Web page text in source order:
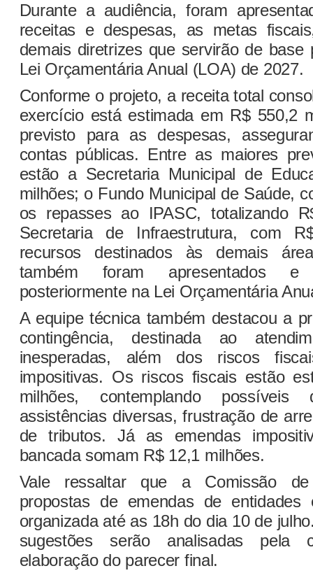
Durante a audiência, foram
receitas e despesas, as metas
demais diretrizes que servirão de base
Lei Orçamentária Anual (LOA) de 2027.
Conforme o projeto, a receita total
exercício está estimada em R$ 550,2
previsto para as despesas,
contas públicas. Entre as maiores
estão a Secretaria Municipal de
milhões; o Fundo Municipal de Saúde,
os repasses ao IPASC, totalizando
Secretaria de Infraestrutura, com
recursos destinados às demais
também foram apresentados e
posteriormente na Lei Orçamentária
A equipe técnica também destacou a
contingência, destinada ao
inesperadas, além dos riscos
impositivas. Os riscos fiscais estão
milhões, contemplando possíveis
assistências diversas, frustração de
de tributos. Já as emendas
bancada somam R$ 12,1 milhões.
Vale ressaltar que a Comissão de
propostas de emendas de
organizada até as 18h do dia 10 de
sugestões serão analisadas pela
elaboração do parecer final.